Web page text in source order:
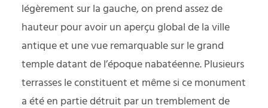
légèrement sur la gauche, on prend assez de
hauteur pour avoir un aperçu global de la ville
antique et une vue remarquable sur le grand
temple datant de l’époque nabatéenne. Plusieurs
terrasses le constituent et même si ce monument
a été en partie détruit par un tremblement de